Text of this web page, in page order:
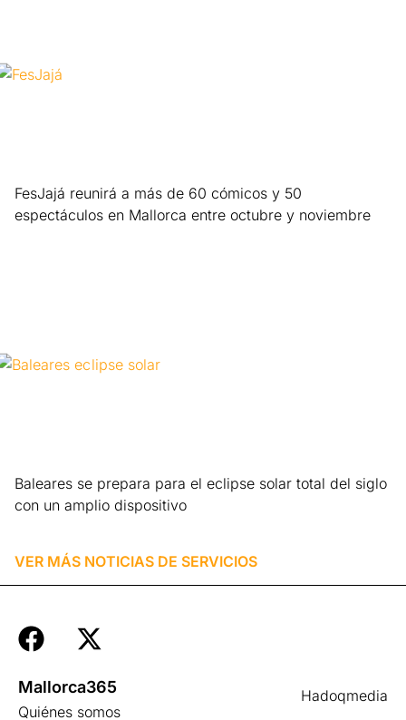
FesJajá reunirá a más de 60 cómicos y 50
espectáculos en Mallorca entre octubre y noviembre
Baleares se prepara para el eclipse solar total del siglo
con un amplio dispositivo
VER MÁS NOTICIAS DE SERVICIOS
Hadoqmedia
Mallorca365
Quiénes somos